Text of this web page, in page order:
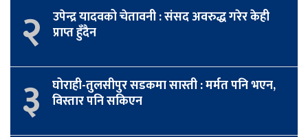
२ उपेन्द्र यादवको चेतावनी : संसद अवरुद्ध गरेर केही
प्राप्त हुँदैन
३ घोराही-तुलसीपुर सडकमा सास्ती : मर्मत पनि भएन,
विस्तार पनि सकिएन